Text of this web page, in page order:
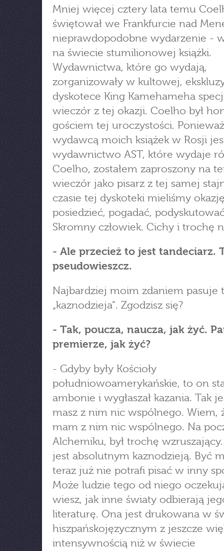
Mniej więcej cztery lata temu
świętował we Frankfurcie nad
nieprawdopodobne wydarzenie -
na świecie stumilionowej książki.
Wydawnictwa, które go wydają,
zorganizowały w kultowej,
dyskotece King Kamehameha
wieczór z tej okazji. Coelho był
gościem tej uroczystości. Ponieważ
wydawcą moich książek w Rosji
wydawnictwo AST, które wydaje
Coelho, zostałem zaproszony na
wieczór jako pisarz z tej samej
czasie tej dyskoteki mieliśmy
posiedzieć, pogadać,
Skromny człowiek. Cichy i trochę
- Ale przecież to jest tandeciarz.
pseudowieszcz.
Najbardziej moim zdaniem pasuje
„kaznodzieja". Zgodzisz się?
- Tak, poucza, naucza, jak żyć.
premierze, jak żyć?
- Gdyby były Kościoły
południowoamerykańskie, to on
ambonie i wygłaszał kazania. Tak
masz z nim nic wspólnego. Wiem,
mam z nim nic wspólnego. Na
Alchemiku, był trochę
jest absolutnym kaznodzieją. Być
teraz już nie potrafi pisać w inny
Może ludzie tego od niego
wiesz, jak inne światy odbierają
literaturę. Ona jest drukowana w
hiszpańskojęzycznym z jeszcze
intensywnością niż w świecie